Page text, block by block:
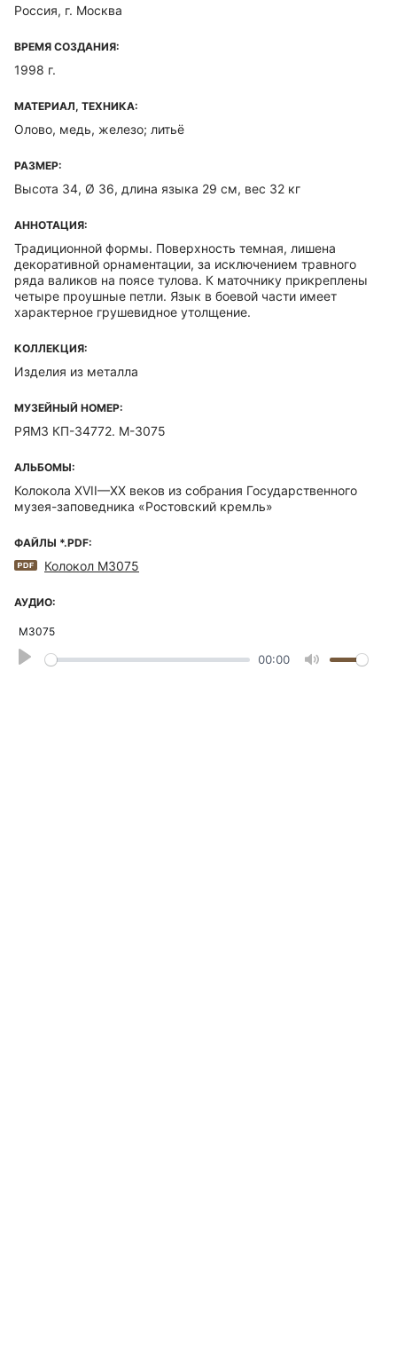
Россия, г. Москва
ВРЕМЯ СОЗДАНИЯ:
1998 г.
МАТЕРИАЛ, ТЕХНИКА:
Олово, медь, железо; литьё
РАЗМЕР:
Высота 34, Ø 36, длина языка 29 см, вес 32 кг
АННОТАЦИЯ:
Традиционной формы. Поверхность темная, лишена
декоративной орнаментации, за исключением травного
ряда валиков на поясе тулова. К маточнику прикреплены
четыре проушные петли. Язык в боевой части имеет
характерное грушевидное утолщение.
КОЛЛЕКЦИЯ:
Изделия из металла
МУЗЕЙНЫЙ НОМЕР:
РЯМЗ КП-34772. М-3075
АЛЬБОМЫ:
Колокола XVII—XX веков из собрания Государственного
музея-заповедника «Ростовский кремль»
ФАЙЛЫ *.PDF:
Колокол М3075
АУДИО:
М3075
Play 00:00